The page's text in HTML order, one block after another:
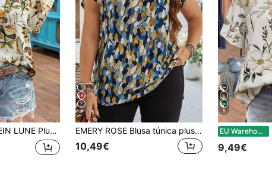
Vintage Imprimir Manga Curta Decote Em V Botão Para Baixo Blusa Solta, Primavera/Verão
5
EMERY ROSE Blusa túnica plus size feminina, início da primavera, azul, manga pétala, para o verão, dia das mães
10,49€
5
EU Warehouse
9,49€